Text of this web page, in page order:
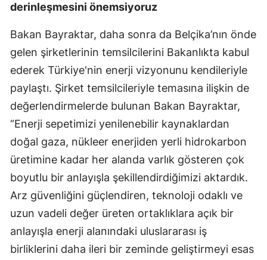
derinleşmesini önemsiyoruz
Bakan Bayraktar, daha sonra da Belçika’nın önde
gelen şirketlerinin temsilcilerini Bakanlıkta kabul
ederek Türkiye'nin enerji vizyonunu kendileriyle
paylaştı. Şirket temsilcileriyle temasına ilişkin de
değerlendirmelerde bulunan Bakan Bayraktar,
“Enerji sepetimizi yenilenebilir kaynaklardan
doğal gaza, nükleer enerjiden yerli hidrokarbon
üretimine kadar her alanda varlık gösteren çok
boyutlu bir anlayışla şekillendirdiğimizi aktardık.
Arz güvenliğini güçlendiren, teknoloji odaklı ve
uzun vadeli değer üreten ortaklıklara açık bir
anlayışla enerji alanındaki uluslararası iş
birliklerini daha ileri bir zeminde geliştirmeyi esas